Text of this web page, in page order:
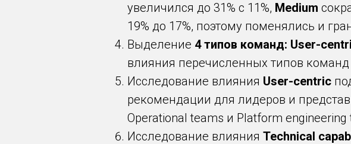
увеличился до 31% с 11%, Medium
19% до 17%, поэтому поменялись и
Выделение 4 типов команд: User-
влияния перечисленных типов
Исследование влияния User-centric
рекомендации для лидеров и
Operational teams и Platform engineering
Исследование влияния Technical